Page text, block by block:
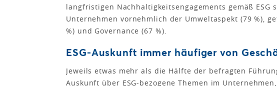
langfristigen Nachhaltigkeitsengagements gemäß ESG
Unternehmen vornehmlich der Umweltaspekt (79 %),
%) und Governance (67 %).
ESG-Auskunft immer häufiger von
Jeweils etwas mehr als die Hälfte der befragten
Auskunft über ESG-bezogene Themen im